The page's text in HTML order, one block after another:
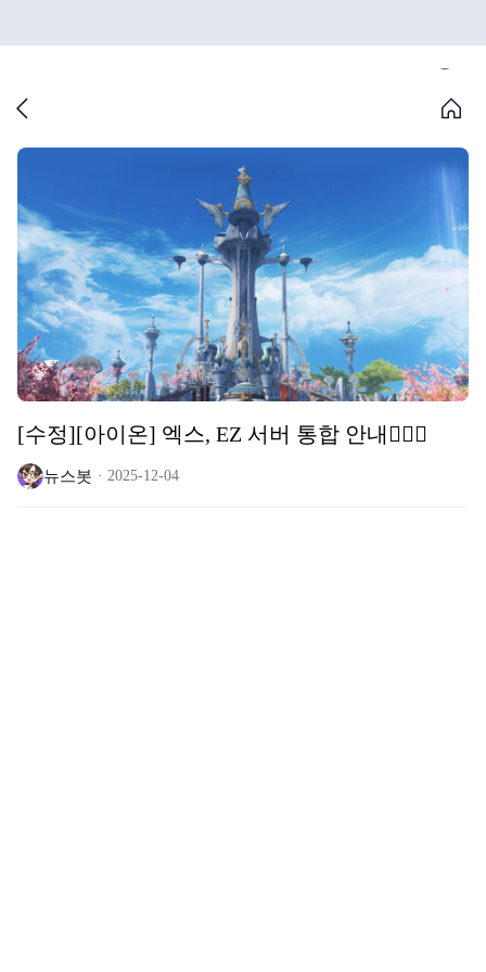
[수정][아이온] 엑스, EZ 서버 통합 안내🙋🏻‍♀️
뉴스봇 2025-12-04